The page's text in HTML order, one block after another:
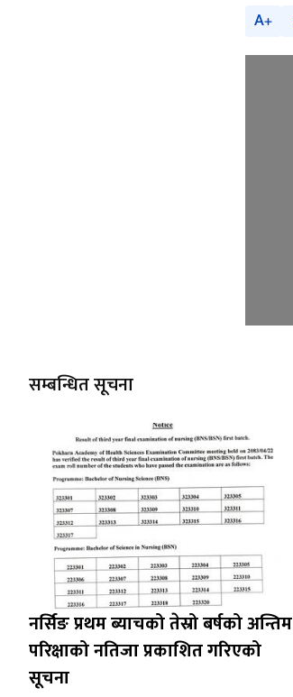
A
सम्बन्धित सूचना
नर्सिङ प्रथम ब्याचको तेस्रो बर्षको अन्तिम
परिक्षाको नतिजा प्रकाशित गरिएको
सूचना